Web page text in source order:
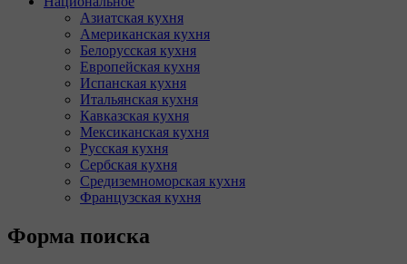
Азиатская кухня
Американская кухня
Белорусская кухня
Европейская кухня
Испанская кухня
Итальянская кухня
Кавказская кухня
Мексиканская кухня
Русская кухня
Сербская кухня
Средиземноморская кухня
Французская кухня
Форма поиска